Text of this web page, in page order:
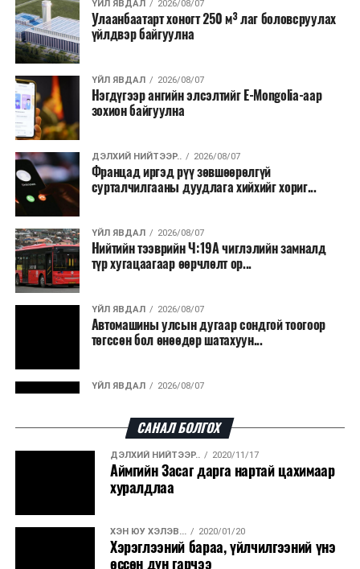
ҮЙЛ ЯВДАЛ 2026/08/07
Улаанбаатарт хоногт 250 м³ лаг боловсруулах
үйлдвэр байгуулна
ҮЙЛ ЯВДАЛ 2026/08/07
Нэгдүгээр ангийн элсэлтийг E-Mongolia-аар
зохион байгуулна
ДЭЛХИЙ НИЙТЭЭР.. 2026/08/07
Францад иргэд рүү зөвшөөрөлгүй
сурталчилгааны дуудлага хийхийг хориг...
ҮЙЛ ЯВДАЛ 2026/08/07
Нийтийн тээврийн Ч:19А чиглэлийн замналд
түр хугацаагаар өөрчлөлт ор...
ҮЙЛ ЯВДАЛ 2026/08/07
Автомашины улсын дугаар сондгой тоогоор
төгссөн бол өнөөдөр шатахуун...
ҮЙЛ ЯВДАЛ 2026/08/07
ДЭЛХИЙ НИЙТЭЭР.. 2026/08/06
“Уралдронзавод” компанийн ерөнхий
захирлын автомашиныг дэлбэлжээ...
ҮЙЛ ЯВДАЛ 2026/08/06
Сүхбаатар боомтоор тав хоногт 10 мянга гаруй
САНАЛ БОЛГОХ
ДЭЛХИЙ НИЙТЭЭР.. 2020/11/17
Аймгийн Засаг дарга нартай цахимаар
хуралдлаа
ХЭН ЮУ ХЭЛЭВ... 2020/01/20
Хэрэглээний бараа, үйлчилгээний үнэ
өссөн дүн гарчээ